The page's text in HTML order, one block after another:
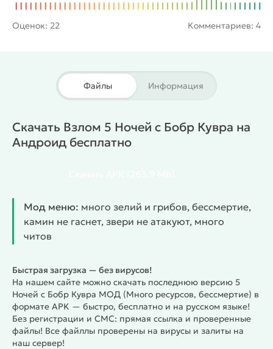
охраняя его от хитрого Бобра Курва. С каждым
новым уровнем твоя задача становится всё
неприятеля, чтобы не дать ему проникнуть к тебе.
Твои стратегические навыки и быстрота реакции -
игровой проект поражает уникальной историей,
которая удерживает идеальное равновесие между
испугом и любопытством. Продуманная графика,
Удобное управление позволяет тебе быстро
окунуться в игру, а растущая сложность держит
интерес на протяжении всего времени. Каждый
новый вызов требует от игроков приспособления,
на всём пути прохождения. Функции чит меню:
Бесконечные ресурсы (зелья, дерево и трава)
Режим бессмертия
Максимальная прочность дома (не нужно каждый
раз заколачивать вход и окна)
Мгновенная варка зелья
Оценок: 22 Комментариев: 4
Файлы Информация
Скачать Взлом 5 Ночей с Бобр Кувра на
Андроид бесплатно
Мод меню: много зелий и грибов, бессмертие,
камин не гаснет, звери не атакуют, много
читов
Быстрая загрузка — без вирусов!
На нашем сайте можно скачать последнюю версию 5
Ночей с Бобр Кувра МОД (Много ресурсов, бессмертие) в
формате APK — быстро, бесплатно и на русском языке!
Без регистрации и СМС: прямая ссылка и проверенные
файлы! Все файллы проверены на вирусы и залиты на
наш сервер!